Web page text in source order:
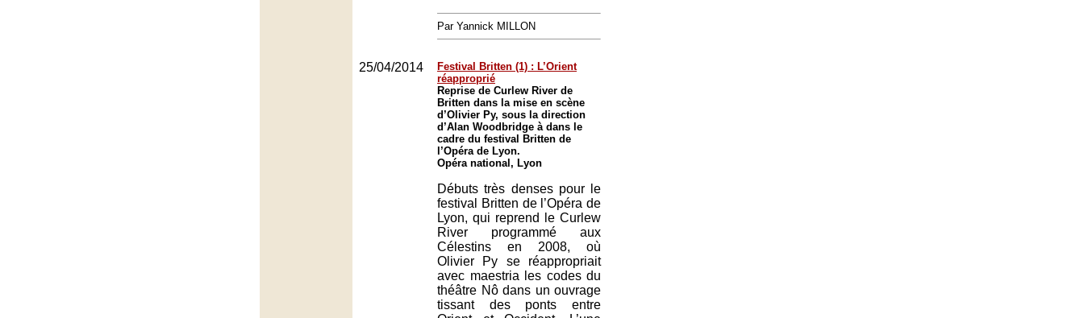
Par Yannick MILLON
25/04/2014
Festival Britten (1) : L’Orient
réapproprié
Reprise de Curlew River de
Britten dans la mise en scène
d’Olivier Py, sous la direction
d’Alan Woodbridge à dans le
cadre du festival Britten de
l’Opéra de Lyon.
Opéra national, Lyon
Débuts très denses pour le
festival Britten de l’Opéra de
Lyon, qui reprend le Curlew
River programmé aux
Célestins en 2008, où
Olivier Py se réappropriait
avec maestria les codes du
théâtre Nô dans un ouvrage
tissant des ponts entre